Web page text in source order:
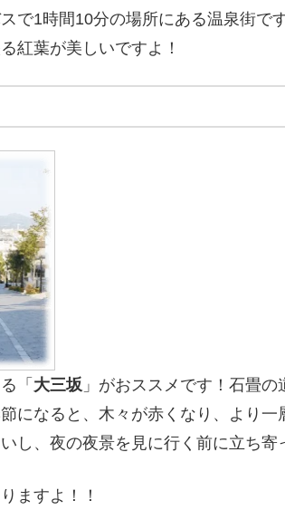
で1時間10分の場所にある温泉街で
紅葉が美しいですよ！
「 大三坂」がおススメです！石畳の
になると、木々が赤くなり、より一
し、夜の夜景を見に行く前に立ち寄
ますよ！！